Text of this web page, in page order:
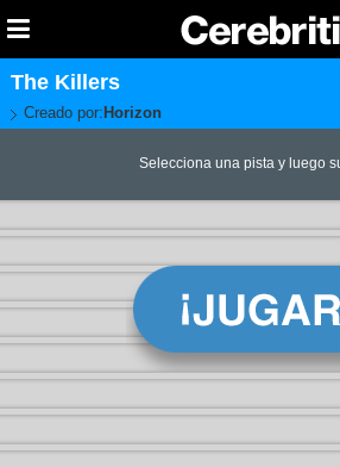
The Killers
Creado por: Horizon
Selecciona una pista y luego